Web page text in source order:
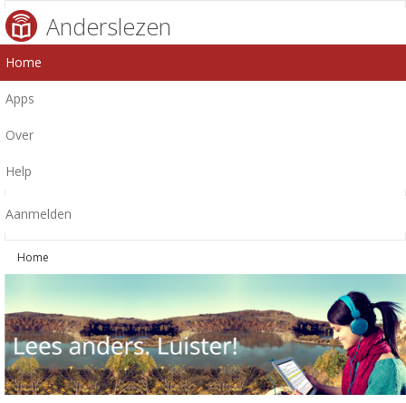
Anderslezen
Home
Apps
Over
Help
Aanmelden
Home